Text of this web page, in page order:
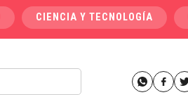
CIENCIA Y TECNOLOGÍA